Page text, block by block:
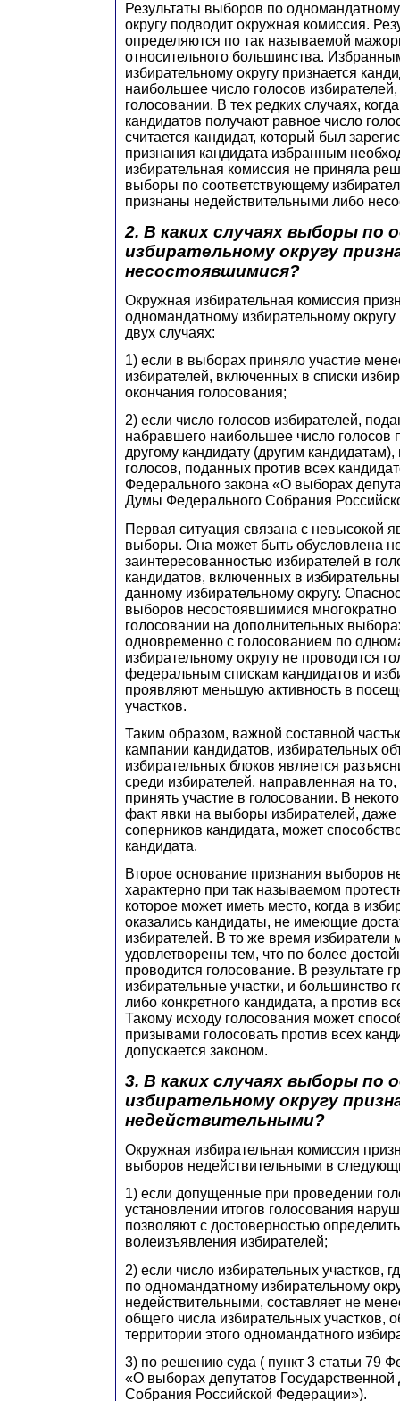
Результаты выборов по
округу подводит окружная комиссия.
определяются по так называемой
относительного большинства.
избирательному округу признается
наибольшее число голосов
голосовании. В тех редких случаях,
кандидатов получают равное число
считается кандидат, который был
признания кандидата избранным
избирательная комиссия не приняла
выборы по соответствующему
признаны недействительными либо
2. В каких случаях выборы по
избирательному округу
несостоявшимися?
Окружная избирательная комиссия
одномандатному избирательному
двух случаях:
1) если в выборах приняло участие
избирателей, включенных в списки
окончания голосования;
2) если число голосов избирателей,
набравшего наибольшее число голосов
другому кандидату (другим
голосов, поданных против всех
Федерального закона «О выборах
Думы Федерального Собрания
Первая ситуация связана с невысокой
выборы. Она может быть обусловлена
заинтересованностью избирателей в
кандидатов, включенных в
данному избирательному округу.
выборов несостоявшимися многократно
голосовании на дополнительных
одновременно с голосованием по
избирательному округу не проводится
федеральным спискам кандидатов и
проявляют меньшую активность в
участков.
Таким образом, важной составной
кампании кандидатов, избирательных
избирательных блоков является
среди избирателей, направленная на
принять участие в голосовании. В
факт явки на выборы избирателей,
соперников кандидата, может
кандидата.
Второе основание признания выборов
характерно при так называемом
которое может иметь место, когда в
оказались кандидаты, не имеющие
избирателей. В то же время избиратели
удовлетворены тем, что по более
проводится голосование. В результате
избирательные участки, и большинство
либо конкретного кандидата, а против
Такому исходу голосования может
призывами голосовать против всех
допускается законом.
3. В каких случаях выборы по
избирательному округу
недействительными?
Окружная избирательная комиссия
выборов недействительными в
1) если допущенные при проведении
установлении итогов голосования
позволяют с достоверностью
волеизъявления избирателей;
2) если число избирательных участков,
по одномандатному избирательному
недействительными, составляет не
общего числа избирательных участков,
территории этого одномандатного
3) по решению суда ( пункт 3 статьи 79
«О выборах депутатов
Собрания Российской Федерации»).